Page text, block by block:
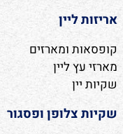
אריזות ליין
קופסאות ומארזים
מארזי עץ ליין
שקיות יין
שקיות צלופן ופסגור